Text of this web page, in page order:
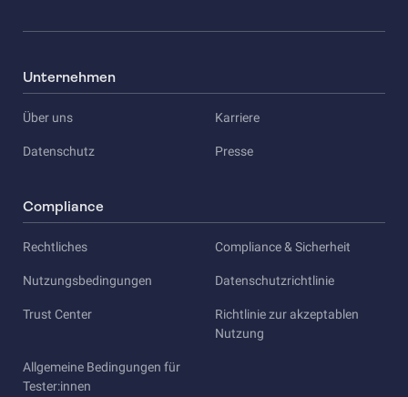
Unternehmen
Über uns Karriere
Datenschutz Presse
Compliance
Rechtliches Compliance & Sicherheit
Nutzungsbedingungen Datenschutzrichtlinie
Trust Center
Richtlinie zur akzeptablen
Nutzung
Allgemeine Bedingungen für
Tester:innen